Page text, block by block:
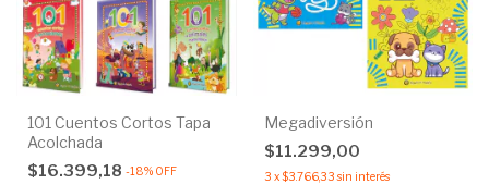
101 Cuentos Cortos Tapa
Acolchada
$16.399,18 -18% OFF
Megadiversión
$11.299,00
3 x$3.766,33 sin interés